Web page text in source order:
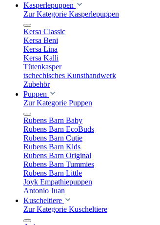
Kasperlepuppen
Zur Kategorie Kasperlepuppen
Kersa Classic
Kersa Beni
Kersa Lina
Kersa Kalli
Tütenkasper
tschechisches Kunsthandwerk
Zubehör
Puppen
Zur Kategorie Puppen
Rubens Barn Baby
Rubens Barn EcoBuds
Rubens Barn Cutie
Rubens Barn Kids
Rubens Barn Original
Rubens Barn Tummies
Rubens Barn Little
Joyk Empathiepuppen
Antonio Juan
Kuscheltiere
Zur Kategorie Kuscheltiere